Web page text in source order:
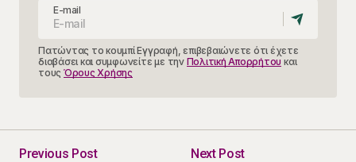
E-mail
Πατώντας το κουμπί Εγγραφή, επιβεβαιώνετε ότι έχετε
διαβάσει και συμφωνείτε με την Πολιτική Απορρήτου και
τους Όρους Χρήσης
Previous Post
Next Post